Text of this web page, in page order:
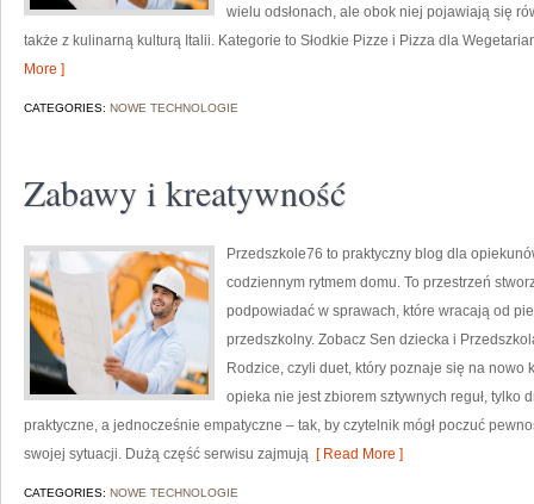
wielu odsłonach, ale obok niej pojawiają się
także z kulinarną kulturą Italii. Kategorie to Słodkie Pizze i Pizza dla
More ]
CATEGORIES: NOWE TECHNOLOGIE
Zabawy i kreatywność
Przedszkole76 to praktyczny blog dla
codziennym rytmem domu. To przestrzeń
podpowiadać w sprawach, które wracają od
przedszkolny. Zobacz Sen dziecka i
Rodzice, czyli duet, który poznaje się na
opieka nie jest zbiorem sztywnych reguł, tylko
praktyczne, a jednocześnie empatyczne – tak, by czytelnik mógł poczuć
swojej sytuacji. Dużą część serwisu zajmują [ Read More ]
CATEGORIES: NOWE TECHNOLOGIE